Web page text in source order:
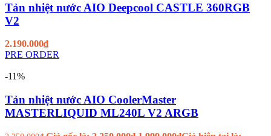
Tản nhiệt nước AIO Deepcool CASTLE 360RGB
V2
2.190.000₫
PRE ORDER
-11%
Tản nhiệt nước AIO CoolerMaster
MASTERLIQUID ML240L V2 ARGB